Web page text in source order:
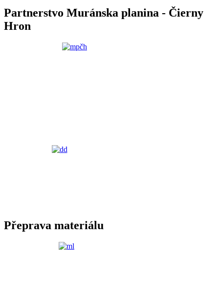
Partnerstvo Muránska planina - Čierny
Hron
Přeprava materiálu